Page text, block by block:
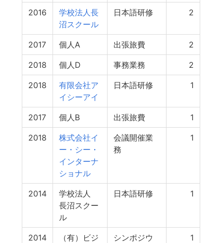
2016
学校法人長
沼スクール
日本語研修 2
2017 個人A 出張旅費 2
2018 個人D 事務業務 2
2018
有限会社ア
イシーアイ
日本語研修 1
2017 個人B 出張旅費 1
2018
株式会社イ
ー・シー・
インターナ
ショナル
会議開催業
務
1
2014
学校法人
長沼スクー
ル
日本語研修 1
2014
（有）ビジ
シンポジウ
1